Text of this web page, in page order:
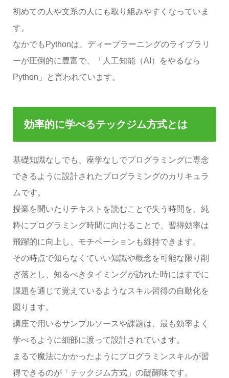
初めての人や文系の人にも取り組みやすくなっていま
す。
なかでもPythonは、ディープラーニングのライブラリ
ーが圧倒的に豊富で、「人工知能（AI）をやるなら
Python」と言われています。
効率的に学べるテックジム方式とは
基礎知識なしでも、座学なしでプログラミングに専念
できるように設計されたプログラミングのカリキュラ
ムです。
授業を聞いたりテキストを読むことで失う時間を、純
粋にプログラミング時間に向けることで、習得効率は
飛躍的に向上し、モチベーションも維持できます。
その時点で知らなくていい知識や概念を可能な限り削
ぎ落とし、知るべきタイミングが訪れた時にはすでに
課題を通じて覚えているようなスキル習得の自動化を
図ります。
講座で用いるサンプルソースや課題は、最も効率よく
学べるように細部に渡って設計されています。
まるで魔法にかかったようにプログラミンスキルが習
得できるのが「テックジム方式」の醍醐味です。